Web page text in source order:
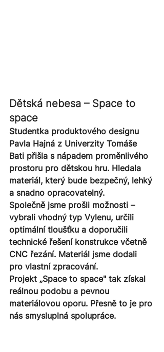
Dětská nebesa – Space to
space
Studentka produktového designu
Pavla Hajná z Univerzity Tomáše
Bati přišla s nápadem proměnlivého
prostoru pro dětskou hru. Hledala
materiál, který bude bezpečný, lehký
a snadno opracovatelný.
Společně jsme prošli možnosti –
vybrali vhodný typ Vylenu, určili
optimální tloušťku a doporučili
technické řešení konstrukce včetně
CNC řezání. Materiál jsme dodali
pro vlastní zpracování.
Projekt „Space to space" tak získal
reálnou podobu a pevnou
materiálovou oporu. Přesně to je pro
nás smysluplná spolupráce.